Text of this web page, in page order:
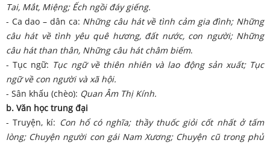
Tai, Mắt, Miệng; Ếch ngồi đáy giếng.
- Ca dao – dân ca: Những câu hát về tình cảm gia đình; Những
câu hát về tình yêu quê hương, đất nước, con người; Những
câu hát than thân, Những câu hát châm biếm.
- Tục ngữ: Tục ngữ về thiên nhiên và lao động sản xuất; Tục
ngữ về con người và xã hội.
- Sân khấu (chèo): Quan Âm Thị Kính.
b. Văn học trung đại
- Truyện, kí: Con hổ có nghĩa; thầy thuốc giỏi cốt nhất ở tấm
lòng; Chuyện người con gái Nam Xương; Chuyện cũ trong phủ